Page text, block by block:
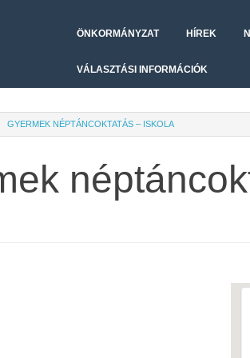
ÖNKORMÁNYZAT HÍREK
VÁLASZTÁSI INFORMÁCIÓK
GYERMEK NÉPTÁNCOKTATÁS – ISKOLA